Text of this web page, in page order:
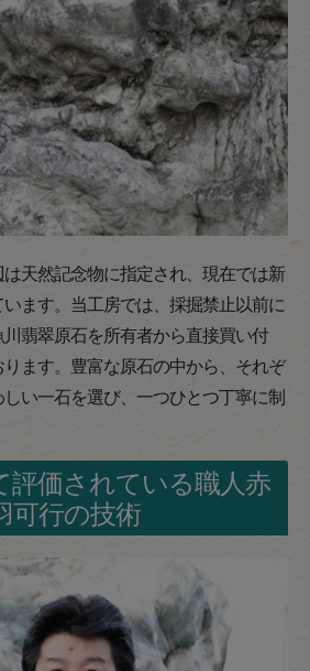
天然記念物に指定され、現在では新
ます。当工房では、採掘禁止以前に
翡翠原石を所有者から直接買い付
ます。豊富な原石の中から、それぞ
い一石を選び、一つひとつ丁寧に制
評価されている職人赤
可行の技術